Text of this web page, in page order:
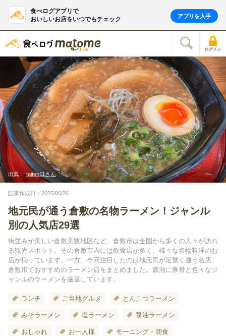
食べログアプリで
おいしいお店をいつでもチェック
アプリを入手
ログイン
出典：taiten11さん
記事作成日：2025/06/26
地元民が通う倉敷の名物ラーメン！ジャンル
別の人気店29選
街並みが美しい倉敷美観地区など、倉敷市は全国から多くの人々が訪れ
る観光スポット。その倉敷市内には飲食店が多く、様々な名物料理のお
店が揃っています。一方、今回注目したのは地元民が足繁く通う名店。
倉敷市でおすすめのラーメン店をまとめました。醤油に豚骨と色々なジ
ャンルのラーメンを厳選しています。
ランチ ご当地グルメ とんこつラーメン
みそラーメン 塩ラーメン 醤油ラーメン
おしゃれ お一人様 モーニング・朝食